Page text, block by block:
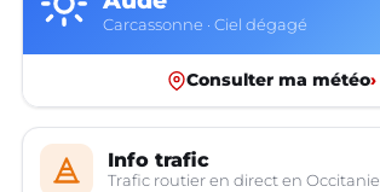
Carcassonne · Ciel dégagé
Consulter ma météo›
Info trafic
Trafic routier en direct en Occitanie